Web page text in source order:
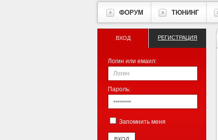
ФОРУМ ТЮНИНГ
ВХОД РЕГИСТРАЦИЯ
Логин или емаил:
Пароль:
Запомнить меня